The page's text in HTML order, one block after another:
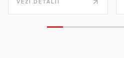
VEZI DETALII